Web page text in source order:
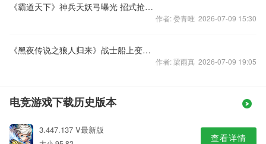
《霸道天下》神兵天妖弓曝光 招式抢先看
作者: 娄青唯 2026-07-09 15:30
《黑夜传说之狼人归来》战士船上变狼人视频
作者: 梁雨真 2026-07-09 19:05
电竞游戏下载历史版本
3.447.137 V最新版
查看详情